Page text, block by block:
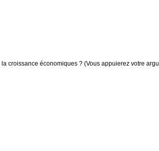
croissance économiques ? (Vous appuierez votre